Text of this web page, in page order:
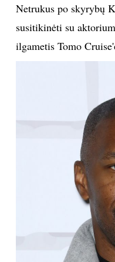
Netrukus po skyrybų
susitikinėti su
ilgametis Tomo